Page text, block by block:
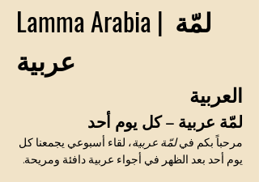
Lamma Arabia | لمّة
عربية
العربية
لمّة عربية – كل يوم أحد
مرحباً بكم في لمّة عربية، لقاء أسبوعي يجمعنا كل
يوم أحد بعد الظهر في أجواء عربية دافئة ومريحة.